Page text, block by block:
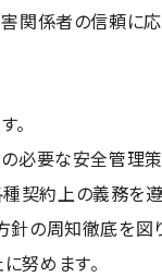
係者の信頼に応
。
必要な安全管理策
契約上の義務を遵
の周知徹底を図
努めます。